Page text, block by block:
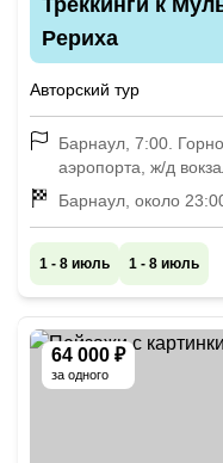
Треккинги к
Рериха
Авторский тур
Барнаул, 7:00.
аэропорта, ж/д
успеваете прибыть
сообщите об этом.
встретить вас в
или помочь
Барнаул, около
1 - 8 июль 1 - 8 июль
64 000 ₽
за одного